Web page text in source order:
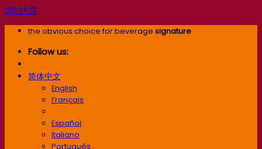
跳到内容
the obvious choice for beverage signature
Follow us:
简体中文
English
Français
Español
Italiano
Português